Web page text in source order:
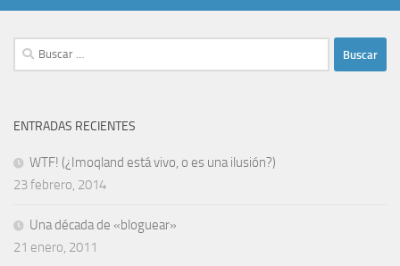
Buscar:
ENTRADAS RECIENTES
WTF! (¿Imoqland está vivo, o es una ilusión?)
23 febrero, 2014
Una década de «bloguear»
21 enero, 2011